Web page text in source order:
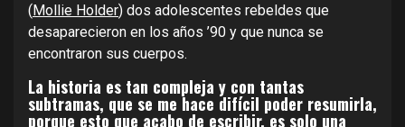
(Mollie Holder) dos adolescentes rebeldes que
desaparecieron en los años ’90 y que nunca se
encontraron sus cuerpos.
La historia es tan compleja y con tantas
subtramas, que se me hace difícil poder resumirla,
porque esto que acabo de escribir, es solo una